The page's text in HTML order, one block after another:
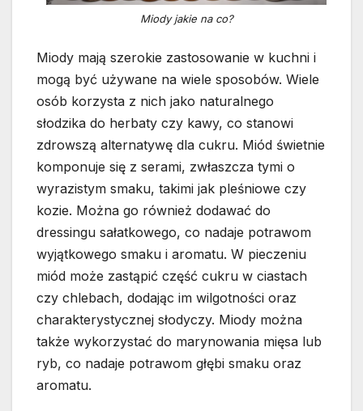
Miody jakie na co?
Miody mają szerokie zastosowanie w kuchni i
mogą być używane na wiele sposobów. Wiele
osób korzysta z nich jako naturalnego
słodzika do herbaty czy kawy, co stanowi
zdrowszą alternatywę dla cukru. Miód świetnie
komponuje się z serami, zwłaszcza tymi o
wyrazistym smaku, takimi jak pleśniowe czy
kozie. Można go również dodawać do
dressingu sałatkowego, co nadaje potrawom
wyjątkowego smaku i aromatu. W pieczeniu
miód może zastąpić część cukru w ciastach
czy chlebach, dodając im wilgotności oraz
charakterystycznej słodyczy. Miody można
także wykorzystać do marynowania mięsa lub
ryb, co nadaje potrawom głębi smaku oraz
aromatu.